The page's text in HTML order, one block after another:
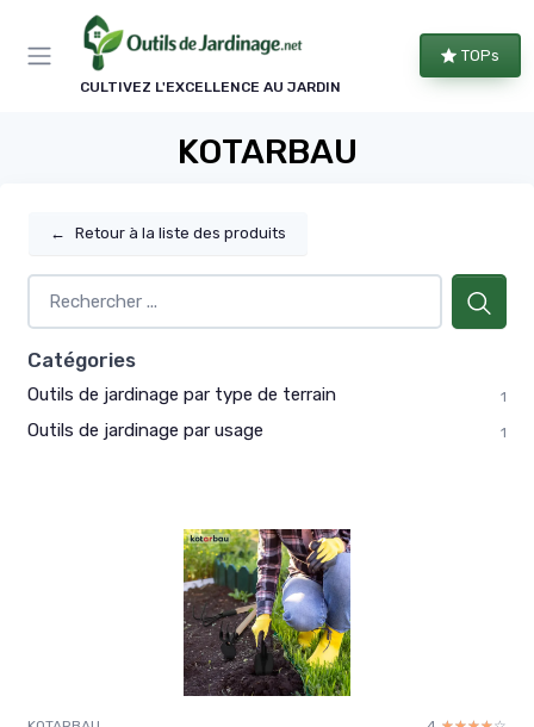
CULTIVEZ L'EXCELLENCE AU JARDIN
TOPs
KOTARBAU
← Retour à la liste des produits
Catégories
Outils de jardinage par type de terrain 1
Outils de jardinage par usage 1
Panneau de gestion des cookies